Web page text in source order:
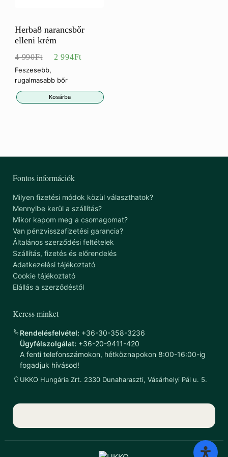
Herba8 narancsbőr
elleni krém
4 990Ft
Eredeti
ár:
4
990Ft.
2 994Ft
2
994Ft.
Feszesebb,
rugalmasabb bőr
Kosárba
Fontos információk
Milyen fizetési módok közül választhatok?
Mennyibe kerül a szállítás?
Mikor kapom meg a csomagomat?
Van pénzvisszafizetési garancia?
Általános szerződési feltételek
Szállítás, fizetés és előrendelés
Adatkezelési tájékoztató
Cookie tájékoztató
Elállás a szerződéstől
Keress minket
Rendelésfelvétel: +36-30-358-3236
Ügyfélszolgálat: +36-20-9411-420
A fenti telefonszámokon, hétköznapokon 8:00-16:00-ig
fogadjuk hívásod!
UKKO Hungária Zrt. 2330 Dunaharaszti, Vásárhelyi Pál u. 5.